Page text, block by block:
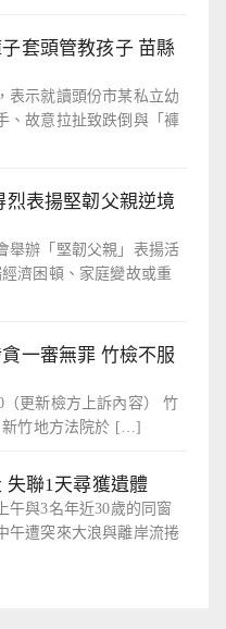
套頭管教孩子 苗縣
表示就讀頭份市某私立幼
、故意拉扯致跌倒與「褲
表揚堅韌父親逆境
舉辦「堅韌父親」表揚活
濟困頓、家庭變故或重
一審無罪 竹檢不服
（更新檢方上訴內容） 竹
新竹地方法院於 […]
失聯1天尋獲遺體
午與3名年近30歲的同窗
午遭突來大浪與離岸流捲